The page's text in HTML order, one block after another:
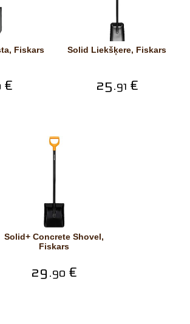
Fiskars
€
Solid Liekšķere, Fiskars
25.91 €
Solid+ Concrete Shovel,
Fiskars
29.90 €